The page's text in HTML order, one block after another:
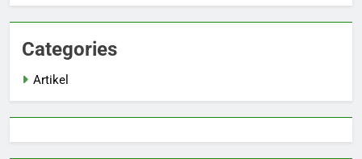
Categories
Artikel